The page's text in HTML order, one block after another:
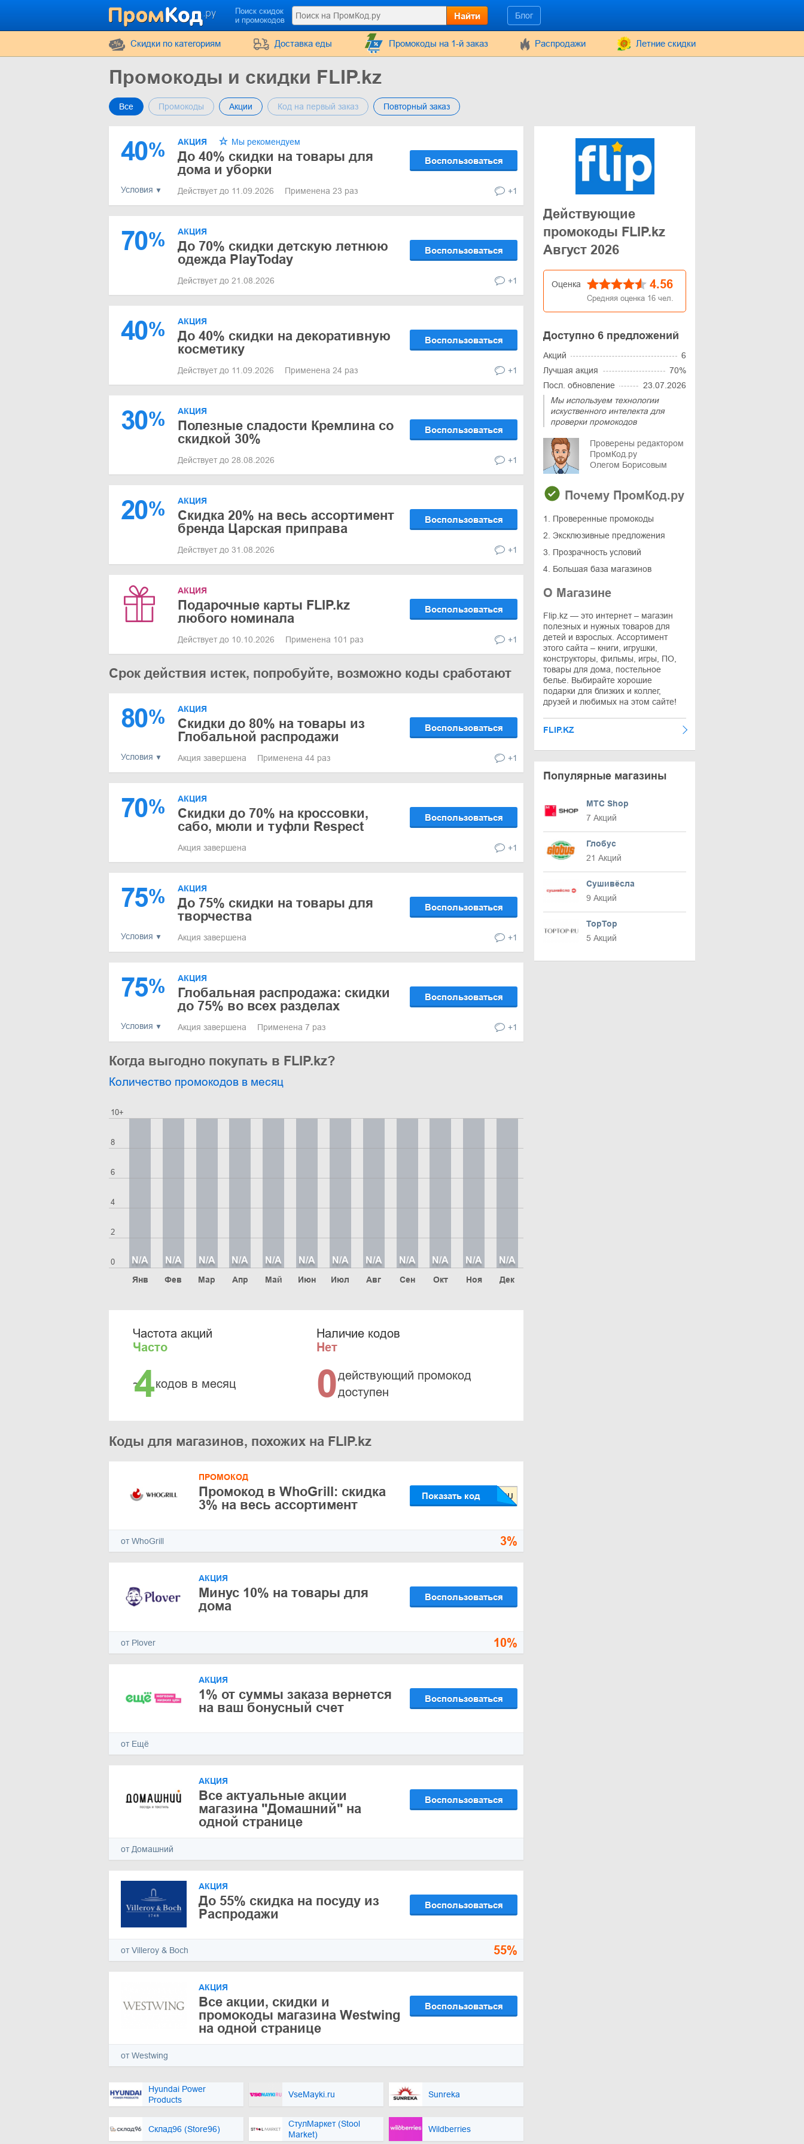
Поиск скидок
и промокодов
Найти Блог
Cкидки по категориям Доставка еды Промокоды на 1-й заказ Распродажи Летние скидки
Промокоды и скидки FLIP.kz
Все Промокоды Акции Код на первый заказ Повторный заказ
40%
Условия
АКЦИЯ Мы рекомендуем
До 40% скидки на товары для
дома и уборки
Воспользоваться
Действует до 11.09.2026 Применена 23 раз +1
70% АКЦИЯ
До 70% скидки детскую летнюю
одежда PlayToday
Воспользоваться
Действует до 21.08.2026 +1
40% АКЦИЯ
До 40% скидки на декоративную
косметику
Воспользоваться
Действует до 11.09.2026 Применена 24 раз +1
30% АКЦИЯ
Полезные сладости Кремлина со
скидкой 30%
Воспользоваться
Действует до 28.08.2026 +1
20% АКЦИЯ
Скидка 20% на весь ассортимент
бренда Царская приправа
Воспользоваться
Действует до 31.08.2026 +1
АКЦИЯ
Подарочные карты FLIP.kz
любого номинала
Воспользоваться
Действует до 10.10.2026 Применена 101 раз +1
Срок действия истек, попробуйте, возможно коды сработают
80%
Условия
АКЦИЯ
Скидки до 80% на товары из
Глобальной распродажи
Воспользоваться
Акция завершена Применена 44 раз +1
70% АКЦИЯ
Скидки до 70% на кроссовки,
сабо, мюли и туфли Respect
Воспользоваться
Акция завершена +1
75%
Условия
АКЦИЯ
До 75% скидки на товары для
творчества
Воспользоваться
Акция завершена +1
75%
Условия
АКЦИЯ
Глобальная распродажа: скидки
до 75% во всех разделах
Воспользоваться
Акция завершена Применена 7 раз +1
Когда выгодно покупать в FLIP.kz?
Количество промокодов в месяц
0
2
4
6
8
10+
Янв
N/A
Фев
N/A
Мар
N/A
Апр
N/A
Май
N/A
Июн
N/A
Июл
N/A
Авг
N/A
Сен
N/A
Окт
N/A
Ноя
N/A
Дек
N/A
Частота акций
Часто
~
4кодов в месяц
Наличие кодов
Нет
0действующий промокод
доступен
Коды для магазинов, похожих на FLIP.kz
ПРОМОКОД
Промокод в WhoGrill: скидка
3% на весь ассортимент
Показать код
от WhoGrill 3%
АКЦИЯ
Минус 10% на товары для
дома
Воспользоваться
от Plover 10%
АКЦИЯ
1% от суммы заказа вернется
на ваш бонусный счет
Воспользоваться
от Ещё
АКЦИЯ
Все актуальные акции
магазина "Домашний" на
одной странице
Воспользоваться
от Домашний
АКЦИЯ
До 55% скидка на посуду из
Распродажи
Воспользоваться
от Villeroy & Boch 55%
АКЦИЯ
Все акции, скидки и
промокоды магазина Westwing
на одной странице
Воспользоваться
от Westwing
Hyundai Power
Products
VseMayki.ru Sunreka
Склад96 (Store96)
СтулМаркет (Stool
Market)
Wildberries
Действующие
промокоды FLIP.kz
Август 2026
Оценка 4.56
Средняя оценка 16 чел.
Доступно 6 предложений
Акций
6
Лучшая акция
70%
Посл. обновление
23.07.2026
Мы используем технологии
искуственного интелекта для
проверки промокодов
Проверены редактором
ПромКод.ру
Олегом Борисовым
Почему ПромКод.ру
1. Проверенные промокоды
2. Эксклюзивные предложения
3. Прозрачность условий
4. Большая база магазинов
О Магазине
Flip.kz — это интернет – магазин
полезных и нужных товаров для
детей и взрослых. Ассортимент
этого сайта – книги, игрушки,
конструкторы, фильмы, игры, ПО,
товары для дома, постельное
белье. Выбирайте хорошие
подарки для близких и коллег,
друзей и любимых на этом сайте!
FLIP.KZ
Популярные магазины
МТС Shop
7 Акций
Глобус
21 Акций
Сушивёсла
9 Акций
TopTop
5 Акций